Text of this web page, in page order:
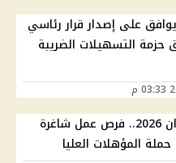
على إصدار قرار رئاسي
حزمة التسهيلات الضريبة
وظائف مصر للطيران 2026.. فرص عمل شاغرة
المؤهلات العليا